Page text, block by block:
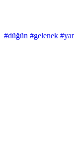
#düğün #gelenek